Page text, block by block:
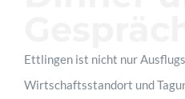
Ettlingen ist nicht nur
Wirtschaftsstandort und